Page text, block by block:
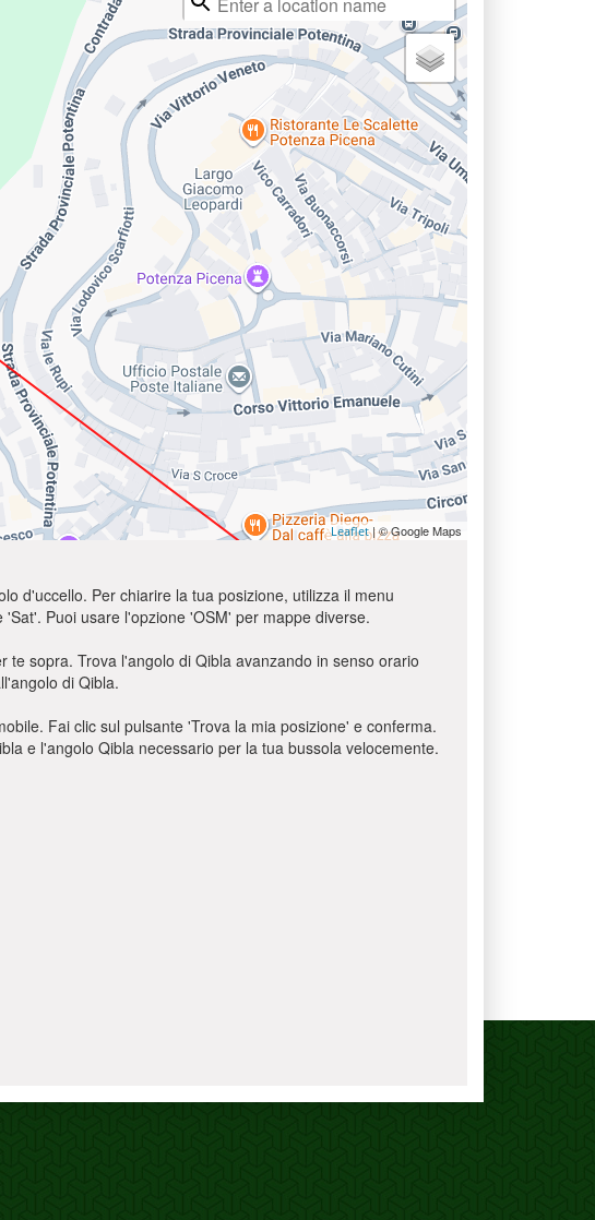
Leaflet| © Google Maps
d'uccello. Per chiarire la tua posizione, utilizza il menu
Puoi usare l'opzione 'OSM' per mappe diverse.
te sopra. Trova l'angolo di Qibla avanzando in senso orario
di Qibla.
Fai clic sul pulsante 'Trova la mia posizione' e conferma.
e l'angolo Qibla necessario per la tua bussola velocemente.